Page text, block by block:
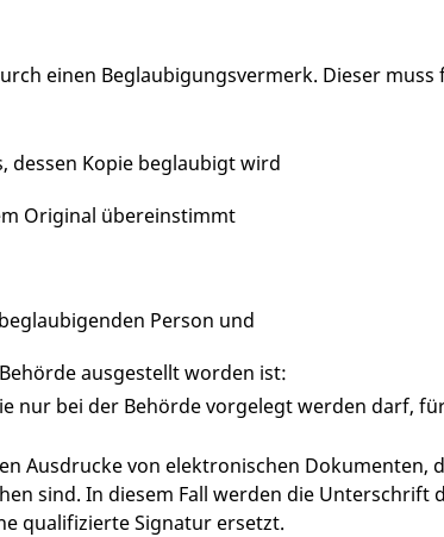
einen Beglaubigungsvermerk. Dieser muss
dessen Kopie beglaubigt wird
Original übereinstimmt
Person und
ausgestellt worden ist:
nur bei der Behörde vorgelegt werden darf,
Ausdrucke von elektronischen Dokumenten,
sind. In diesem Fall werden die Unterschrift
qualifizierte Signatur ersetzt.